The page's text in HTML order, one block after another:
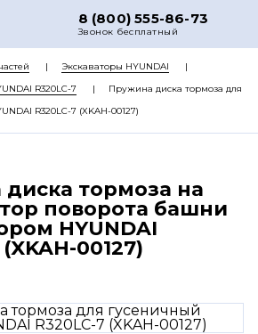
8 (800) 555-86-73
Звонок бесплатный
О НАС
ЗАПЧАСТЕЙ
РЕМОНТ
ЦЕНЫ
КОНТАКТЫ
Экскаваторы HYUNDAI
R320LC-7
Пружина диска тормоза для
R320LC-7 (XKAH-00127)
тормоза на
поворота башни
HYUNDAI
00127)